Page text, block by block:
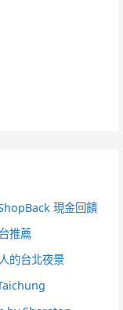
現金回饋
推薦
的台北夜景